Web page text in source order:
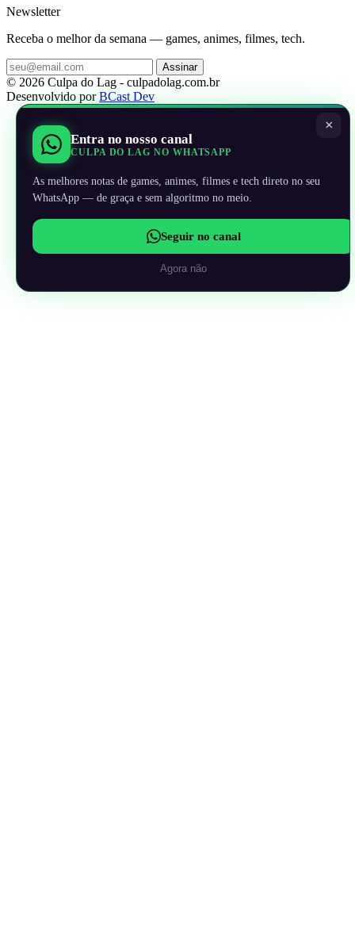
Newsletter
Receba o melhor da semana — games, animes, filmes, tech.
Assinar
© 2026 Culpa do Lag - culpadolag.com.br
Desenvolvido porBCast Dev
×
Entra no nosso canal
CULPA DO LAG NO WHATSAPP
As melhores notas de games, animes, filmes e tech direto no seu
WhatsApp — de graça e sem algoritmo no meio.
Seguir no canal
Agora não